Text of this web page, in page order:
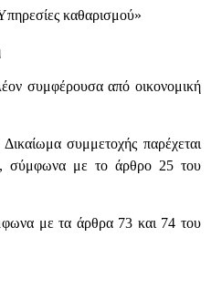
καθαρισμού»
συμφέρουσα από οικονομική
συμμετοχής παρέχεται
σύμφωνα με το άρθρο 25 του
με τα άρθρα 73 και 74 του